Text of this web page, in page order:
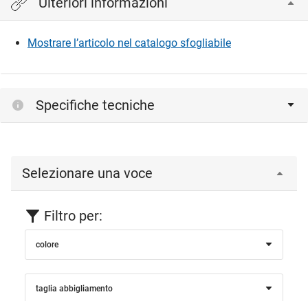
Mostrare l’articolo nel catalogo sfogliabile
Specifiche tecniche
Selezionare una voce
Filtro per:
colore
taglia abbigliamento